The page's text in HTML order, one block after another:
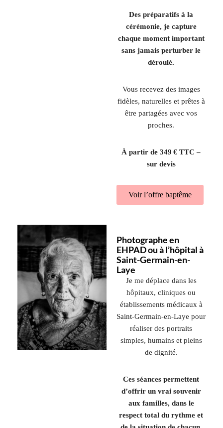
Des préparatifs à la
cérémonie, je capture
chaque moment important
sans jamais perturber le
déroulé.
Vous recevez des images
fidèles, naturelles et prêtes à
être partagées avec vos
proches.
À partir de 349 € TTC –
sur devis
Voir l’offre baptême
Photographe en
EHPAD ou à l’hôpital à
Saint-Germain-en-
Laye
Je me déplace dans les
hôpitaux, cliniques ou
établissements médicaux à
Saint-Germain-en-Laye pour
réaliser des portraits
simples, humains et pleins
de dignité.
Ces séances permettent
d’offrir un vrai souvenir
aux familles, dans le
respect total du rythme et